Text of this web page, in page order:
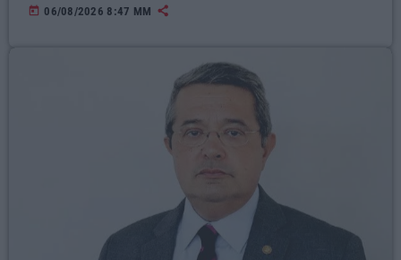
today 06/08/2026 8:47 ΜΜ